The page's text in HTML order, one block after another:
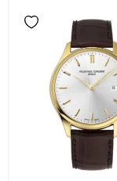
Kính Sapphire